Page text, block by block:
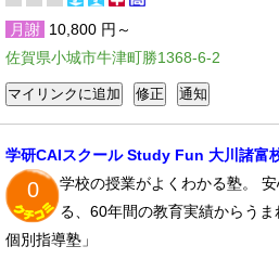
月謝 10,800 円～
佐賀県小城市牛津町勝1368-6-2
学研CAIスクール Study Fun 大川諸富
0
学校の授業がよくわかる塾。 安
る、60年間の教育実績からう
個別指導塾」